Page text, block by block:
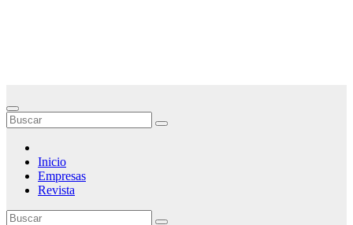
Inicio
Empresas
Revista